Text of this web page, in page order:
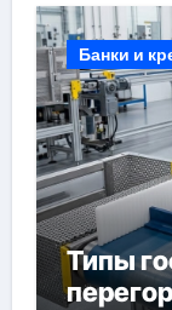
Банки и
Типы